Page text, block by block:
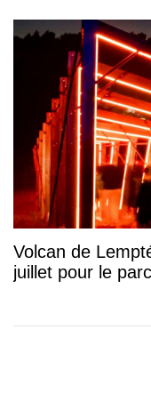
Volcan de
juillet pour le